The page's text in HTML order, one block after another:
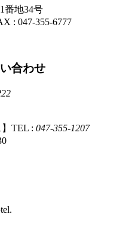
番地34号
: 047-355-6777
合わせ
TEL : 047-355-1207